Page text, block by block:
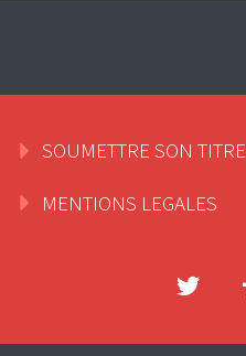
SOUMETTRE SON TITRE
MENTIONS LEGALES